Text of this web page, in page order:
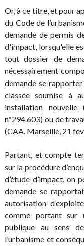
Or, à ce titre, et pour
du Code de
demande de permis
d'impact, lorsqu'elle
tout dossier de
nécessairement
demande se
classée soumise à
installation
n°294.603) ou de
(CAA. Marseille, 21
Partant, et compte
sur la procédure
d’étude d’impact, on
demande se
autorisation
comme portant sur
publique au sens
l’urbanisme et